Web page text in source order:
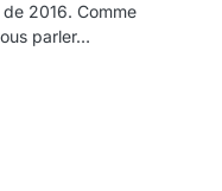
2016. Comme
parler…